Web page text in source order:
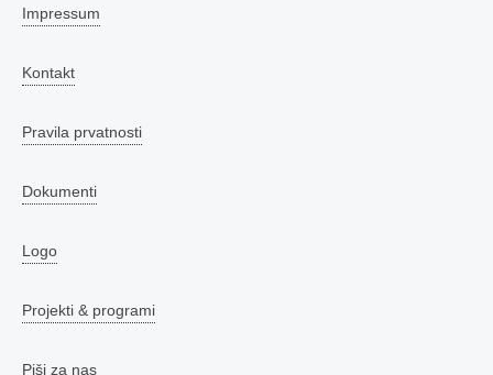
Impressum
Kontakt
Pravila prvatnosti
Dokumenti
Logo
Projekti & programi
Piši za nas